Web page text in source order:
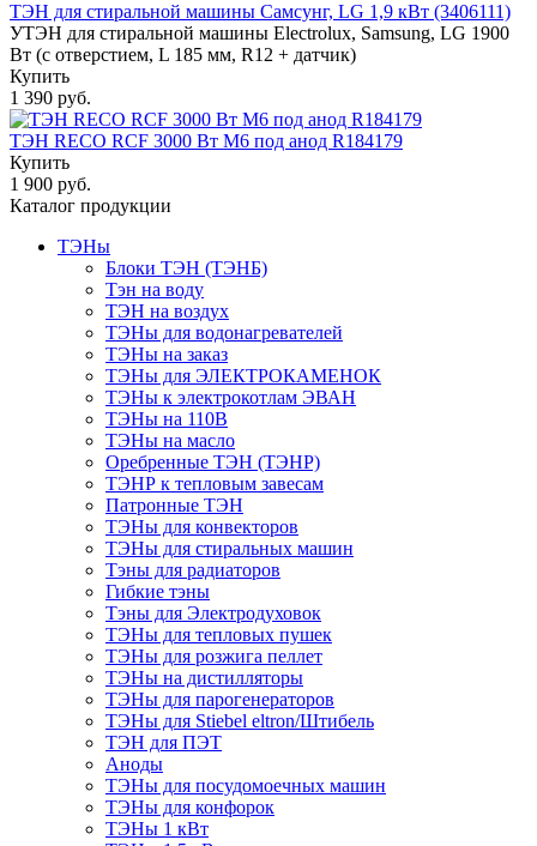
ТЭН для стиральной машины Самсунг, LG 1,9 кВт (3406111)
УТЭН для стиральной машины Electrolux, Samsung, LG 1900
Вт (с отверстием, L 185 мм, R12 + датчик)
Купить
1 390 руб.
ТЭН RECO RCF 3000 Вт M6 под анод R184179
Купить
1 900 руб.
Каталог продукции
ТЭНы
Блоки ТЭН (ТЭНБ)
Тэн на воду
ТЭН на воздух
ТЭНы для водонагревателей
ТЭНы на заказ
ТЭНы для ЭЛЕКТРОКАМЕНОК
ТЭНы к электрокотлам ЭВАН
ТЭНы на 110В
ТЭНы на масло
Оребренные ТЭН (ТЭНР)
ТЭНР к тепловым завесам
Патронные ТЭН
ТЭНы для конвекторов
ТЭНы для стиральных машин
Тэны для радиаторов
Гибкие тэны
Тэны для Электродуховок
ТЭНы для тепловых пушек
ТЭНы для розжига пеллет
ТЭНы на дистилляторы
ТЭНы для парогенераторов
ТЭНы для Stiebel eltron/Штибель
ТЭН для ПЭТ
Аноды
ТЭНы для посудомоечных машин
ТЭНы для конфорок
ТЭНы 1 кВт